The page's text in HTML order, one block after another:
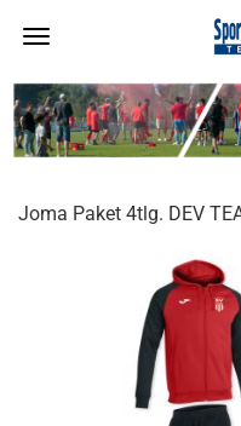
Joma Paket 4tlg. DEV